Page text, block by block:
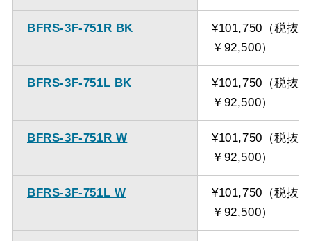
BFRS-3F-751R BK
¥101,750（税抜
￥92,500）
BFRS-3F-751L BK
¥101,750（税抜
￥92,500）
BFRS-3F-751R W
¥101,750（税抜
￥92,500）
BFRS-3F-751L W
¥101,750（税抜
￥92,500）